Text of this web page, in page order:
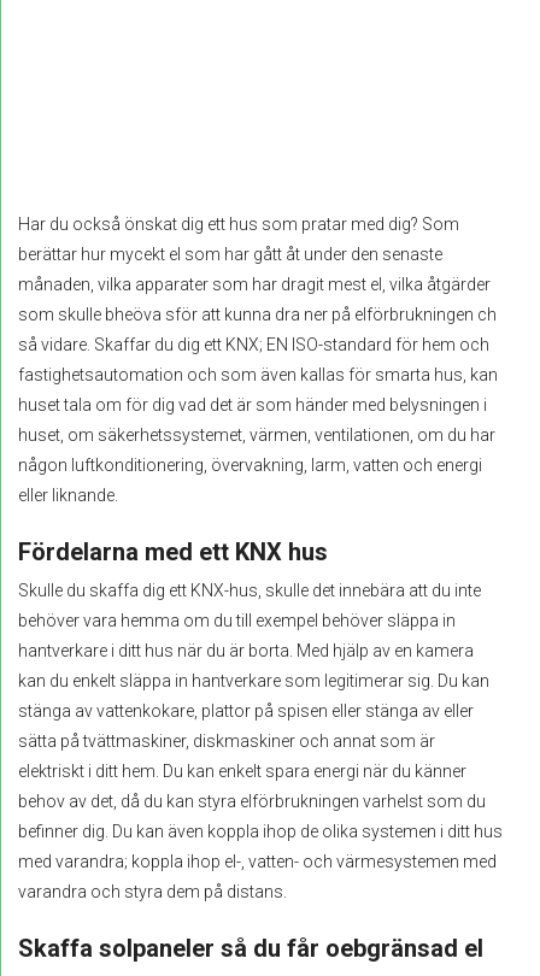
Har du också önskat dig ett hus som pratar med dig? Som
berättar hur mycekt el som har gått åt under den senaste
månaden, vilka apparater som har dragit mest el, vilka åtgärder
som skulle bheöva sför att kunna dra ner på elförbrukningen ch
så vidare. Skaffar du dig ett KNX; EN ISO-standard för hem och
fastighetsautomation och som även kallas för smarta hus, kan
huset tala om för dig vad det är som händer med belysningen i
huset, om säkerhetssystemet, värmen, ventilationen, om du har
någon luftkonditionering, övervakning, larm, vatten och energi
eller liknande.
Fördelarna med ett KNX hus
Skulle du skaffa dig ett KNX-hus, skulle det innebära att du inte
behöver vara hemma om du till exempel behöver släppa in
hantverkare i ditt hus när du är borta. Med hjälp av en kamera
kan du enkelt släppa in hantverkare som legitimerar sig. Du kan
stänga av vattenkokare, plattor på spisen eller stänga av eller
sätta på tvättmaskiner, diskmaskiner och annat som är
elektriskt i ditt hem. Du kan enkelt spara energi när du känner
behov av det, då du kan styra elförbrukningen varhelst som du
befinner dig. Du kan även koppla ihop de olika systemen i ditt hus
med varandra; koppla ihop el-, vatten- och värmesystemen med
varandra och styra dem på distans.
Skaffa solpaneler så du får oebgränsad el